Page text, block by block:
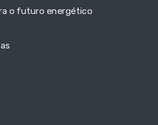
o futuro energético